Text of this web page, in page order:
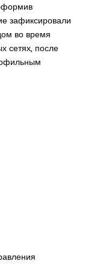
зафиксировали
во время
сетях, после